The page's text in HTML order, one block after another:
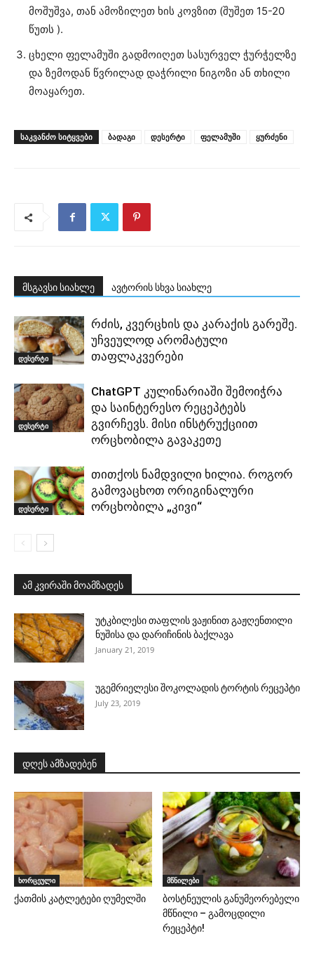
მოშუშვა, თან ამოზილეთ ხის კოვზით (შუშეთ 15-20
წუთს ).
ცხელი ფელამუში გადმოიღეთ სასურველ ჭურჭელზე
და ზემოდან წვრილად დაჭრილი ნიგოზი ან თხილი
მოაყარეთ.
ᲡᲐᲙᲕᲐᲜᲫᲝ ᲡᲘᲢᲧᲕᲔᲑᲘ ბადაგი დესერტი ფელამუში ყურძენი
მსგავსი სიახლე ავტორის სხვა სიახლე
დესერტი
რძის, კვერცხის და კარაქის გარეშე.
უჩვეულოდ არომატული
თაფლაკვერები
დესერტი
ChatGPT კულინარიაში შემოიჭრა
და საინტერესო რეცეპტებს
გვირჩევს. მისი ინსტრუქციით
ორცხობილა გავაკეთე
დესერტი
თითქოს ნამდვილი ხილია. როგორ
გამოვაცხოთ ორიგინალური
ორცხობილა „კივი“
ამ კვირაში მოამზადეს
უტკბილესი თაფლის ვაჟინით გაჟღენთილი
ნუშისა და დარიჩინის ბაქლავა
January 21, 2019
უგემრიელესი შოკოლადის ტორტის რეცეპტი
July 23, 2019
დღეს ამზადებენ
ხორცეული
ქათმის კატლეტები ღუმელში
მწნილები
ბოსტნეულის განუმეორებელი
მწნილი – გამოცდილი
რეცეპტი!